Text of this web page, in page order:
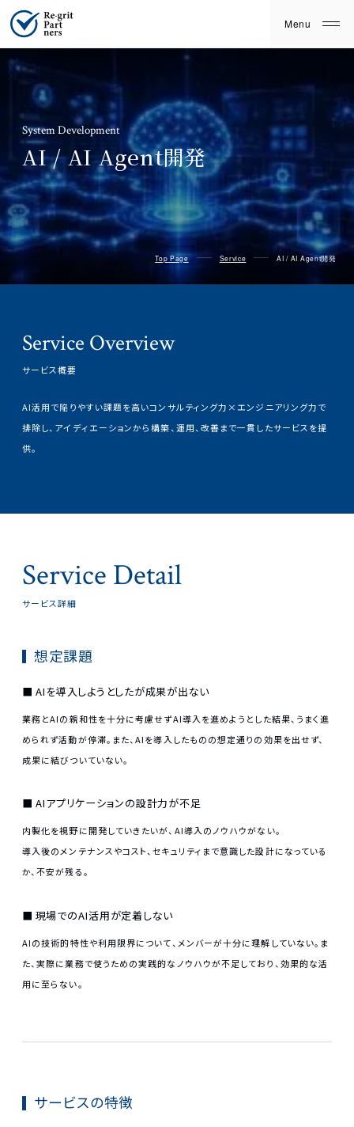
System Development
AI / AI Agent開発
Top Page Service AI / AI Agent開発
Service Overview
サービス概要
AI活用で陥りやすい課題を高いコンサルティング力×エンジニアリング力で
排除し、アイディエーションから構築、運用、改善まで一貫したサービスを提
供。
Service Detail
サービス詳細
想定課題
AIを導入しようとしたが成果が出ない
業務とAIの親和性を十分に考慮せずAI導入を進めようとした結果、うまく進
められず活動が停滞。また、AIを導入したものの想定通りの効果を出せず、
成果に結びついていない。
AIアプリケーションの設計力が不足
内製化を視野に開発していきたいが、AI導入のノウハウがない。
導入後のメンテナンスやコスト、セキュリティまで意識した設計になっている
か、不安が残る。
現場でのAI活用が定着しない
AIの技術的特性や利用限界について、メンバーが十分に理解していない。ま
た、実際に業務で使うための実践的なノウハウが不足しており、効果的な活
用に至らない。
サービスの特徴